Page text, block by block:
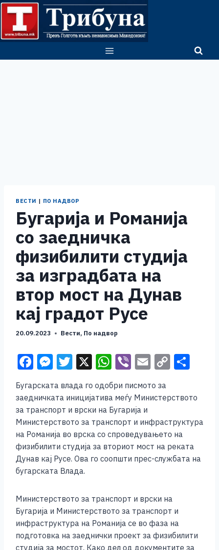
Skip
content
ВЕСТИ | ПО НАДВОР
Бугарија и Романија
со заедничка
физибилити студија
за изградбата на
втор мост на Дунав
кај градот Русе
20.09.2023 Вести, По надвор
F
c
e
b
o
o
k
M
ss
e
n
g
er
T
tt
er
X W
h
at
s
A
p
p
Vi
er
E
ai
C
p
Li
n
k
ar
Бугарската влада го одобри писмото за
заедничката иницијатива меѓу Министерството
за транспорт и врски на Бугарија и
Министерството за транспорт и инфраструктура
на Романија во врска со спроведувањето на
физибилити студија за вториот мост на реката
Дунав кај Русе. Ова го соопшти прес-службата на
бугарската Влада.
Министерството за транспорт и врски на
Бугарија и Министерството за транспорт и
инфраструктура на Романија се во фаза на
подготовка на заеднички проект за физибилити
студија за мостот. Како дел од документите за